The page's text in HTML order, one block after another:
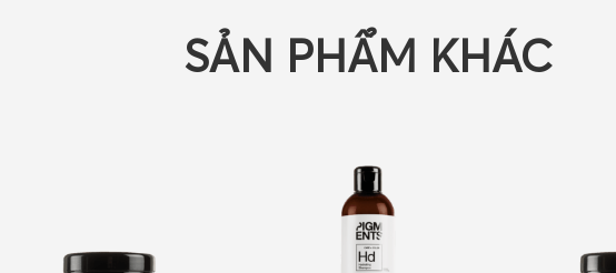
SẢN PHẨM KHÁC